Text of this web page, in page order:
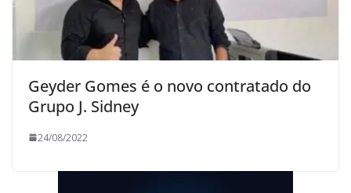
Geyder Gomes é o novo contratado do
Grupo J. Sidney
24/08/2022